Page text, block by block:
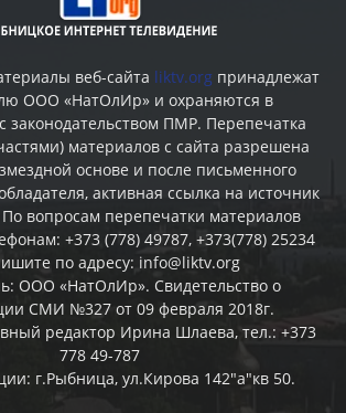
веб-сайта liktv.org принадлежат
ООО «НатОлИр» и охраняются в
законодательством ПМР. Перепечатка
материалов c сайта разрешена
основе и после письменного
активная ссылка на источник
По вопросам перепечатки материалов
+373 (778) 49787, +373(778) 25234
по адресу: info@liktv.org
ООО «НатОлИр». Свидетельство о
СМИ №327 от 09 февраля 2018г.
редактор Ирина Шлаева, тел.: +373
778 49-787
г.Рыбница, ул.Кирова 142"а"кв 50.